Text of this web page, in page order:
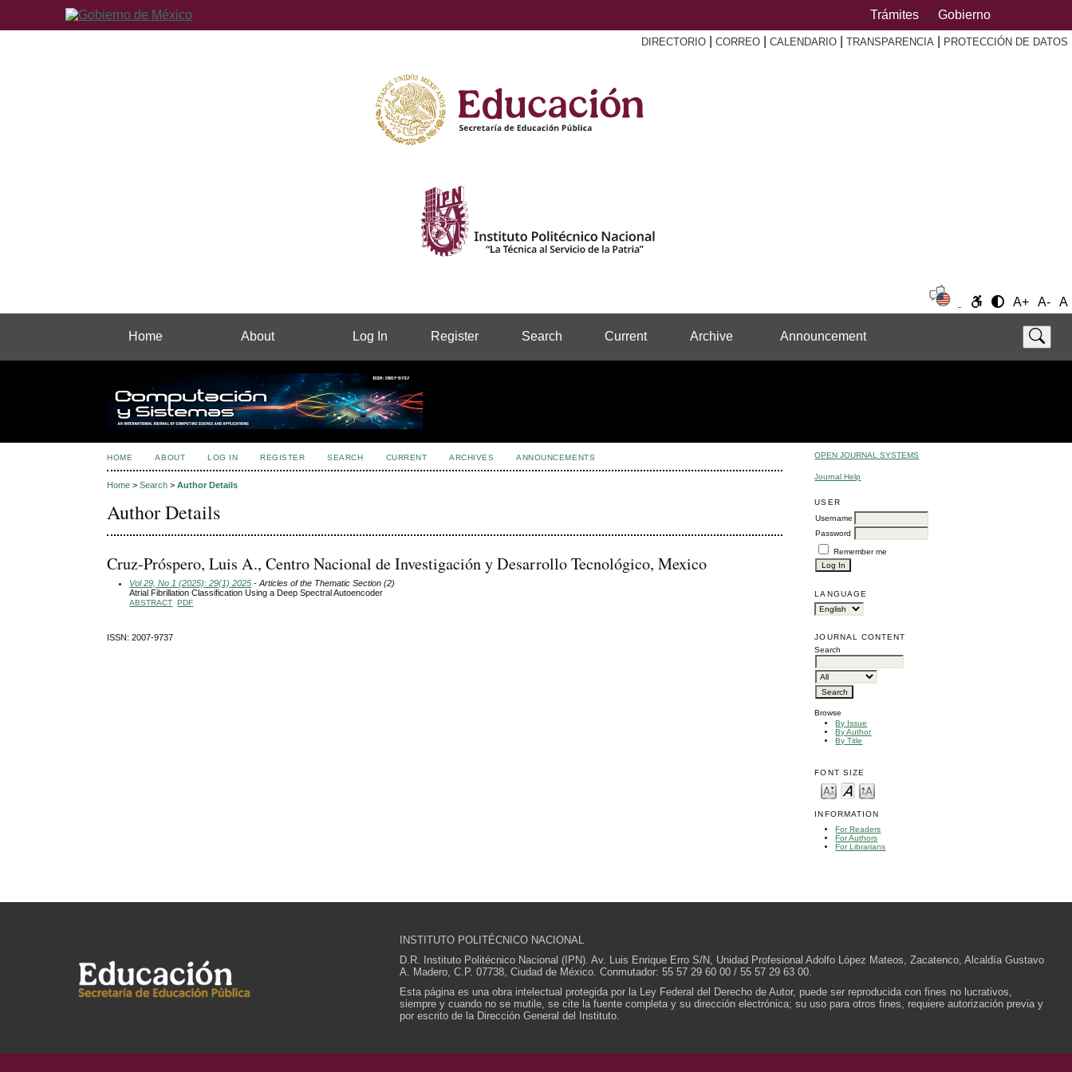
Trámites Gobierno
DIRECTORIO CORREO CALENDARIO TRANSPARENCIA PROTECCIÓN DE DATOS
A+ A- A
Home About Log In Register Search Current Archive Announcement
OPEN JOURNAL SYSTEMS
Journal Help
USER
Username
Password
Remember me
LANGUAGE
JOURNAL CONTENT
Search
Browse
By Issue
By Author
By Title
FONT SIZE
INFORMATION
For Readers
For Authors
For Librarians
HOME ABOUT LOG IN REGISTER SEARCH CURRENT ARCHIVES ANNOUNCEMENTS
Home >Search >Author Details
Author Details
Cruz-Próspero, Luis A., Centro Nacional de Investigación y Desarrollo Tecnológico, Mexico
Vol 29, No 1 (2025): 29(1) 2025 - Articles of the Thematic Section (2)
Atrial Fibrillation Classification Using a Deep Spectral Autoencoder
ABSTRACT PDF
ISSN: 2007-9737
INSTITUTO POLITÉCNICO NACIONAL
D.R. Instituto Politécnico Nacional (IPN). Av. Luis Enrique Erro S/N, Unidad Profesional Adolfo López Mateos, Zacatenco, Alcaldía Gustavo
A. Madero, C.P. 07738, Ciudad de México. Conmutador: 55 57 29 60 00 / 55 57 29 63 00.
Esta página es una obra intelectual protegida por la Ley Federal del Derecho de Autor, puede ser reproducida con fines no lucrativos,
siempre y cuando no se mutile, se cite la fuente completa y su dirección electrónica; su uso para otros fines, requiere autorización previa y
por escrito de la Dirección General del Instituto.